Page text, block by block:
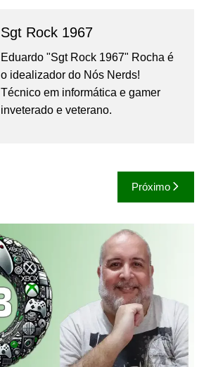
Sgt Rock 1967
Eduardo "Sgt Rock 1967" Rocha é
o idealizador do Nós Nerds!
Técnico em informática e gamer
inveterado e veterano.
Próximo